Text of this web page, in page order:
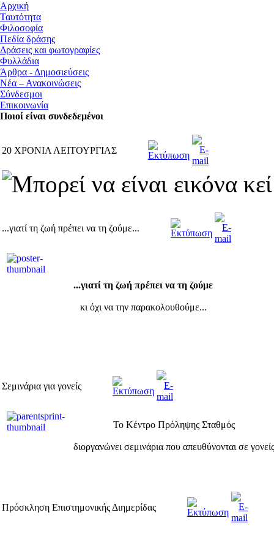
Αρχική
Ταυτότητα
Φιλοσοφία
Πεδία δράσης
Δράσεις και φωτογραφίες
Φυλλάδια
Άρθρα - Δημοσιεύσεις
Νέα – Ανακοινώσεις
Σύνδεσμοι
Επικοινωνία
Ποιοί είναι συνδεδεμένοι
20 ΧΡΟΝΙΑ ΛΕΙΤΟΥΡΓΙΑΣ
...γιατί τη ζωή πρέπει να τη ζούμε...
...γιατί τη ζωή πρέπει να τη ζούμε
κι όχι να την παρακολουθούμε...
Σεμινάρια για γονείς
Το Κέντρο Πρόληψης Σταθμός
διοργανώνει σεμινάρια που απευθύνονται σε γονείς
Πρόσκληση Επιστημονικής Διημερίδας